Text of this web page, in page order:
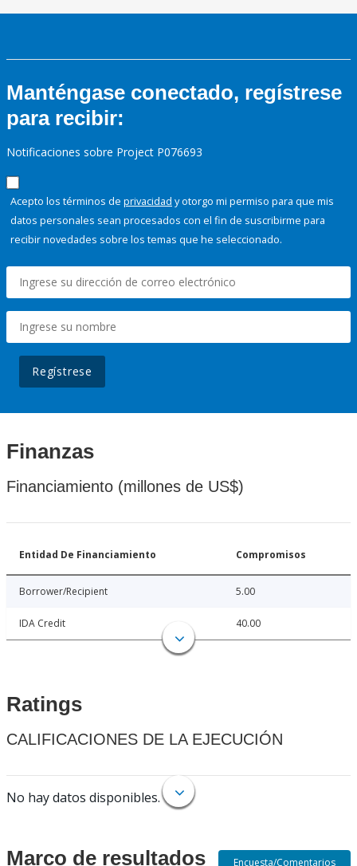
Manténgase conectado, regístrese
para recibir:
Notificaciones sobre Project P076693
Acepto los términos de privacidad y otorgo mi permiso para que mis
datos personales sean procesados con el fin de suscribirme para
recibir novedades sobre los temas que he seleccionado.
Regístrese
Finanzas
Financiamiento (millones de US$)
Entidad De Financiamiento Compromisos
Borrower/Recipient 5.00
IDA Credit 40.00
Ratings
CALIFICACIONES DE LA EJECUCIÓN
No hay datos disponibles.
Marco de resultados Encuesta/Comentarios